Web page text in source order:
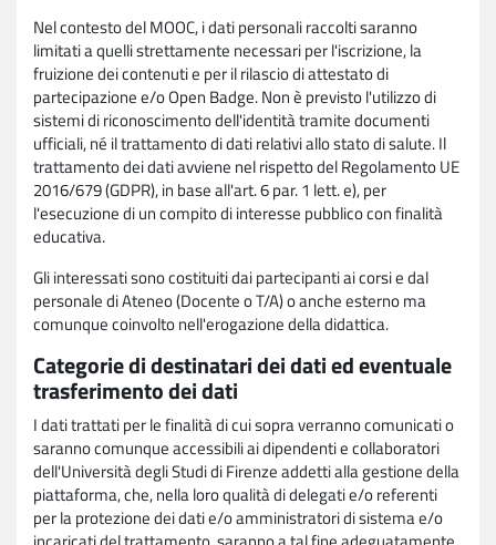
Nel contesto del MOOC, i dati personali raccolti saranno
limitati a quelli strettamente necessari per l'iscrizione, la
fruizione dei contenuti e per il rilascio di attestato di
partecipazione e/o Open Badge. Non è previsto l'utilizzo di
sistemi di riconoscimento dell'identità tramite documenti
ufficiali, né il trattamento di dati relativi allo stato di salute. Il
trattamento dei dati avviene nel rispetto del Regolamento UE
2016/679 (GDPR), in base all'art. 6 par. 1 lett. e), per
l'esecuzione di un compito di interesse pubblico con finalità
educativa.
Gli interessati sono costituiti dai partecipanti ai corsi e dal
personale di Ateneo (Docente o T/A) o anche esterno ma
comunque coinvolto nell'erogazione della didattica.
Categorie di destinatari dei dati ed eventuale
trasferimento dei dati
I dati trattati per le finalità di cui sopra verranno comunicati o
saranno comunque accessibili ai dipendenti e collaboratori
dell'Università degli Studi di Firenze addetti alla gestione della
piattaforma, che, nella loro qualità di delegati e/o referenti
per la protezione dei dati e/o amministratori di sistema e/o